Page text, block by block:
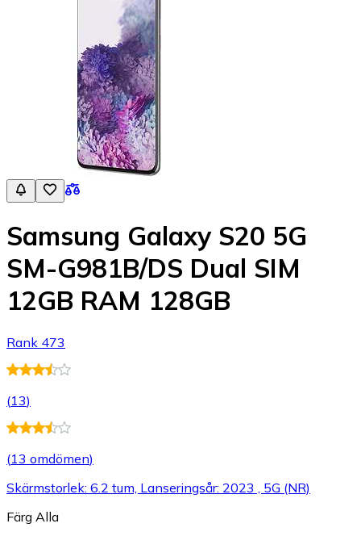
Samsung Galaxy S20 5G
SM-G981B/DS Dual SIM
12GB RAM 128GB
Rank 473
(13)
(13 omdömen)
Skärmstorlek: 6.2 tum, Lanseringsår: 2023 , 5G (NR)
Färg Alla